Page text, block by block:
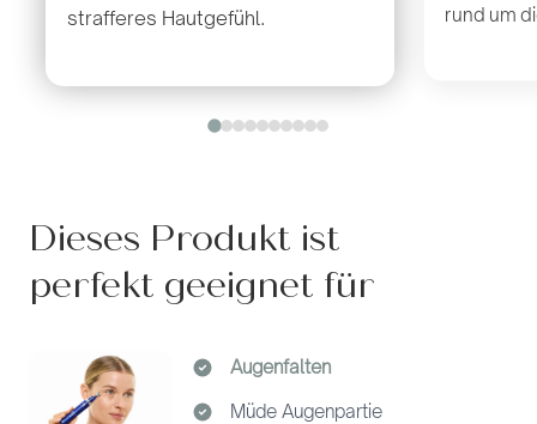
strafferes Hautgefühl.
rund um
Dieses Produkt ist
perfekt geeignet für
Augenfalten
Müde Augenpartie